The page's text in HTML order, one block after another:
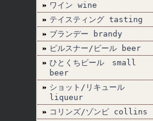
ワイン wine
テイスティング tasting
ブランデー brandy
ピルスナー/ビール beer
ひとくちビール small
beer
ショット/リキュール
liqueur
コリンズ/ゾンビ collins